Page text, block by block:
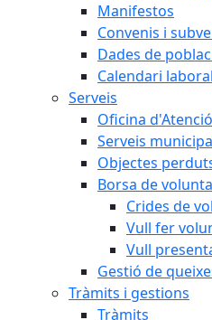
Manifestos
Convenis i
Dades de
Calendari laboral
Serveis
Oficina
Serveis
Objectes
Borsa de
Crides de
Vull fer
Vull
Gestió de
Tràmits i gestions
Tràmits